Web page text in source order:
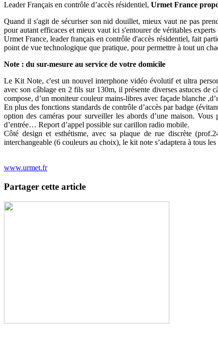
Leader Français en contrôle d’accès résidentiel, Urmet France
Quand il s'agit de sécuriser son nid douillet, mieux vaut ne pas
pour autant efficaces et mieux vaut ici s'entourer de véritables
Urmet France, leader français en contrôle d'accès résidentiel, fait
point de vue technologique que pratique, pour permettre à tout un
Note : du sur-mesure au service de votre domicile
Le Kit Note, c'est un nouvel interphone vidéo évolutif et ultra
avec son câblage en 2 fils sur 130m, il présente diverses astuces
compose, d’un moniteur couleur mains-libres avec façade blanche
En plus des fonctions standards de contrôle d’accès par badge
option des caméras pour surveiller les abords d’une maison.
d’entrée… Report d’appel possible sur carillon radio mobile.
Côté design et esthétisme, avec sa plaque de rue discrète
interchangeable (6 couleurs au choix), le kit note s’adaptera à tous
www.urmet.fr
Partager cette article